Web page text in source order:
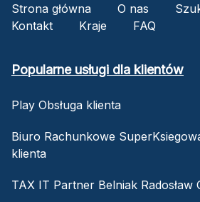
Strona główna O nas
Kontakt
Kraje FAQ
Popularne usługi dla klientów
Play Obsługa klienta
Biuro Rachunkowe
klienta
TAX IT Partner Belniak Radosław